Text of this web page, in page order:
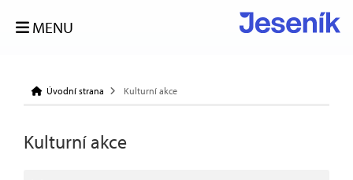
MENU
Úvodní strana Kulturní akce
Kulturní akce